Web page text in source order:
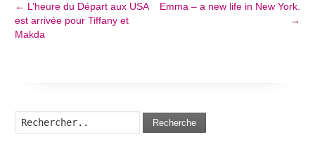
← L’heure du Départ aux USA
est arrivée pour Tiffany et
Makda
Emma – a new life in New York.
→
Recherche